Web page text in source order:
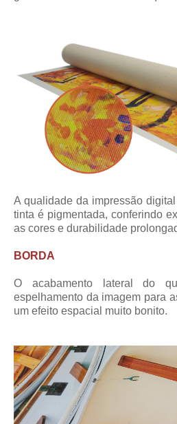
A qualidade da impressão
tinta é pigmentada, conferindo
as cores e durabilidade
BORDA
O acabamento lateral do
espelhamento da imagem para
um efeito espacial muito bonito.